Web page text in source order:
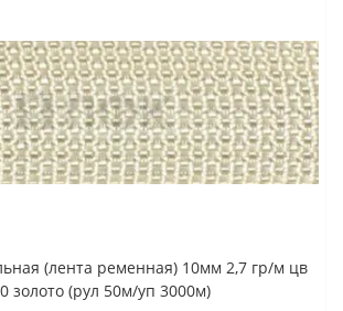
(лента ременная) 10мм 2,7 гр/м цв
золото (рул 50м/уп 3000м)